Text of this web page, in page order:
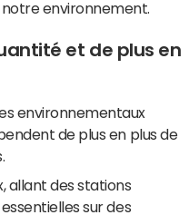
environnement.
et de plus en
environnementaux
de plus en plus de
allant des stations
sur des